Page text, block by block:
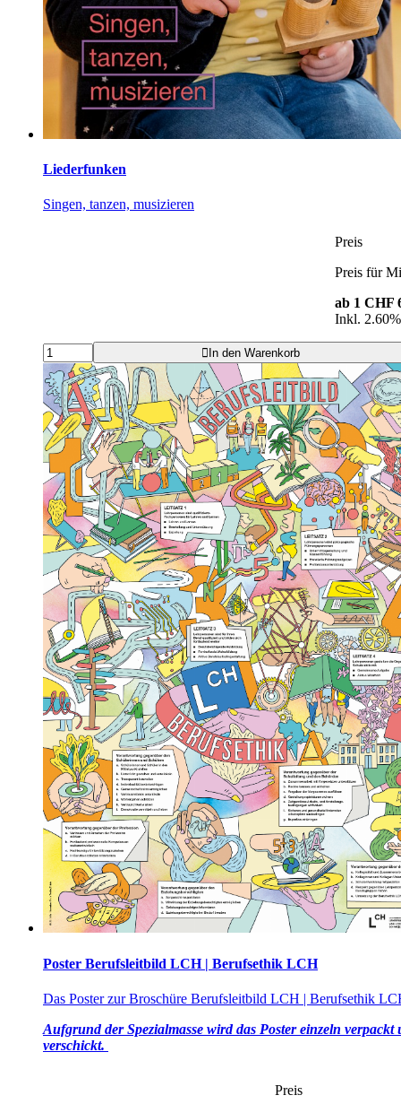
Liederfunken
Singen, tanzen, musizieren
Preis
Preis für
ab 1 CHF
Inkl.
In den Warenkorb
Poster Berufsleitbild LCH | Berufsethik LCH
Das Poster zur Broschüre Berufsleitbild LCH | Berufsethik
Aufgrund der Spezialmasse wird das Poster einzeln verpackt
verschickt.
Preis